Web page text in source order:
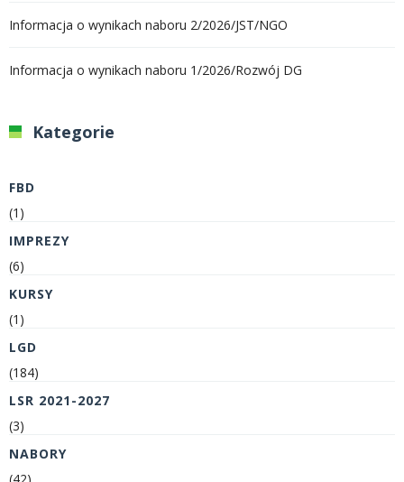
Informacja o wynikach naboru 2/2026/JST/NGO
Informacja o wynikach naboru 1/2026/Rozwój DG
Kategorie
FBD
(1)
IMPREZY
(6)
KURSY
(1)
LGD
(184)
LSR 2021-2027
(3)
NABORY